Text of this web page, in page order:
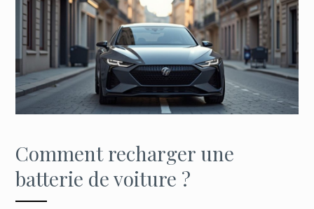
Comment recharger une
batterie de voiture ?